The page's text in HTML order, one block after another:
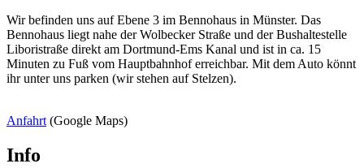
Wir befinden uns auf Ebene 3 im Bennohaus in Münster. Das
Bennohaus liegt nahe der Wolbecker Straße und der Bushaltestelle
Liboristraße direkt am Dortmund-Ems Kanal und ist in ca. 15
Minuten zu Fuß vom Hauptbahnhof erreichbar. Mit dem Auto könnt
ihr unter uns parken (wir stehen auf Stelzen).
Anfahrt (Google Maps)
Info